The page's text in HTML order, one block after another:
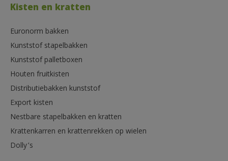
Kisten en kratten
Euronorm bakken
Kunststof stapelbakken
Kunststof palletboxen
Houten fruitkisten
Distributiebakken kunststof
Export kisten
Nestbare stapelbakken en kratten
Krattenkarren en krattenrekken op wielen
Dolly’s